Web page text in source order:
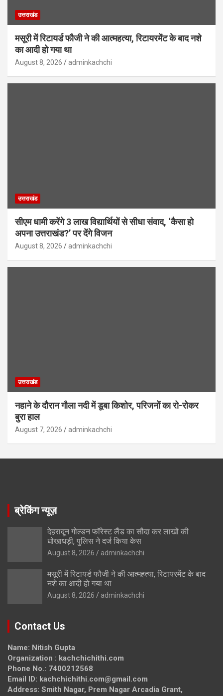
उत्तराखंड
मसूरी में रिटायर्ड फौजी ने की आत्महत्या, रिटायरमेंट के बाद नशे
का आदी हो गया था
August 8, 2026 adminkachchi
उत्तराखंड
सीएम धामी करेंगे 3 लाख विद्यार्थियों से सीधा संवाद, ‘कैसा हो
अपना उत्तराखंड?’ पर देंगे विजन
August 8, 2026 adminkachchi
उत्तराखंड
नहाने के दौरान गौला नदी में डूबा किशोर, परिजनों का रो-रोकर
बुरा हाल
August 7, 2026 adminkachchi
ब्रेकिंग न्यूज़
देहरादून गोल्डन फॉरेस्ट लैंड का सौदा कर लाखों की
धोखाधड़ी, पुलिस ने दर्ज किया केस
August 8, 2026 adminkachchi
मसूरी में रिटायर्ड फौजी ने की आत्महत्या, रिटायरमेंट के बाद
नशे का आदी हो गया था
August 8, 2026 adminkachchi
Contact Us
Name: Nitish Gupta
Organization : kachchichithi.com
Phone No.: 7400212568
Email ID: kachchichithi.com@gmail.com
Address: Smith Nagar, Prem Nagar Arcadia Grant,